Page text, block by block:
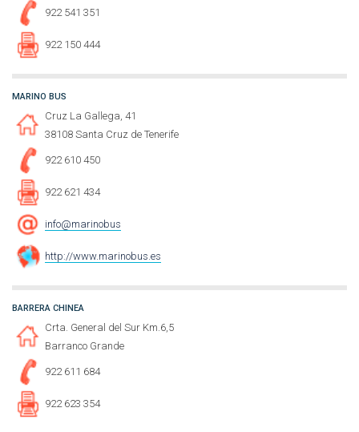
922 541 351
922 150 444
MARINO BUS
Cruz La Gallega, 41
38108 Santa Cruz de Tenerife
922 610 450
922 621 434
info@marinobus
http://www.marinobus.es
BARRERA CHINEA
Crta. General del Sur Km.6,5
Barranco Grande
922 611 684
922 623 354